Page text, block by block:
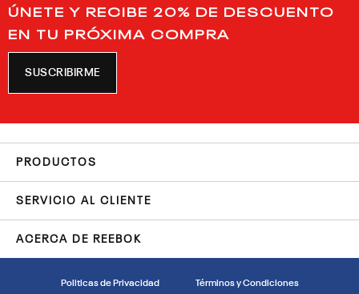
ÚNETE Y RECIBE 20% DE DESCUENTO
EN TU PRÓXIMA COMPRA
SUSCRIBIRME
PRODUCTOS
SERVICIO AL CLIENTE
ACERCA DE REEBOK
Politicas de Privacidad Términos y Condiciones